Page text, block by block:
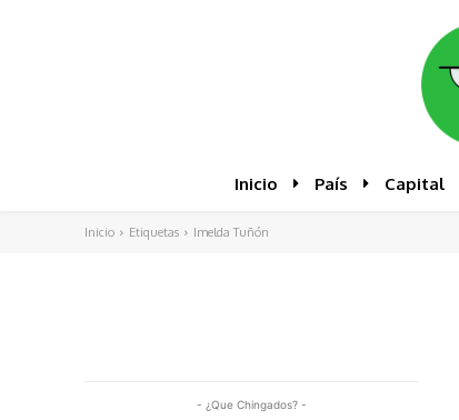
Inicio País Capital
Inicio Etiquetas Imelda Tuñón
- ¿Que Chingados? -